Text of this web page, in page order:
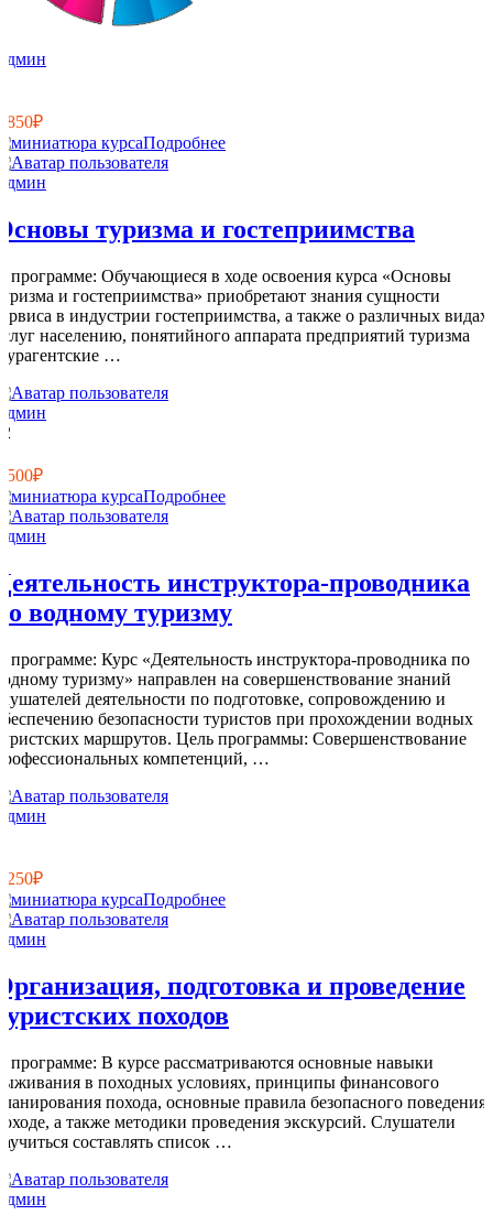
850₽
Подробнее
туризма и гостеприимства
программе: Обучающиеся в ходе освоения курса «Основы
и гостеприимства» приобретают знания сущности
в индустрии гостеприимства, а также о различных видах
населению, понятийного аппарата предприятий туризма
…
500₽
Подробнее
инструктора-проводника
водному туризму
программе: Курс «Деятельность инструктора-проводника по
туризму» направлен на совершенствование знаний
деятельности по подготовке, сопровождению и
безопасности туристов при прохождении водных
маршрутов. Цель программы: Совершенствование
компетенций, …
250₽
Подробнее
подготовка и проведение
походов
программе: В курсе рассматриваются основные навыки
в походных условиях, принципы финансового
похода, основные правила безопасного поведения
а также методики проведения экскурсий. Слушатели
составлять список …